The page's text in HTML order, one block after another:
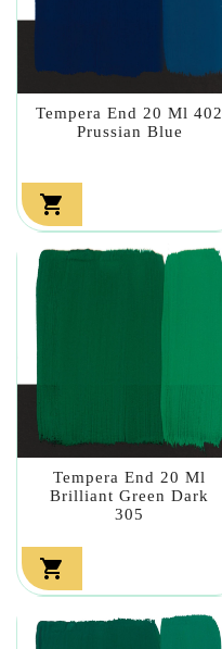
Tempera End 20 Ml 402
Prussian Blue

Tempera End 20 Ml
Brilliant Green Dark
305
